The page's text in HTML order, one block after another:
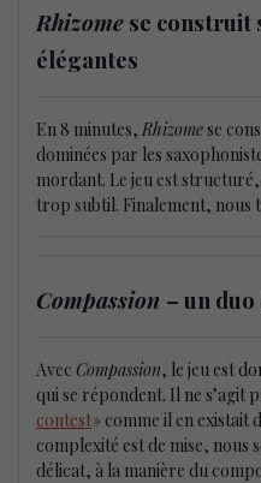
Rhizome se construit
élégantes
En 8 minutes, Rhizomese
dominées par les
mordant. Le jeu est
trop subtil. Finalement, nous
Compassion – un
Avec Compassion, le jeu est
qui se répondent. Il ne s’agit
contest» comme il en existait
complexité est de mise, nous
délicat, à la manière du